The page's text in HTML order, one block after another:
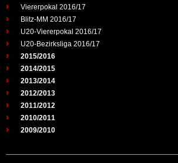
Viererpokal 2016/17
Blitz-MM 2016/17
U20-Viererpokal 2016/17
U20-Bezirksliga 2016/17
2015/2016
2014/2015
2013/2014
2012/2013
2011/2012
2010/2011
2009/2010